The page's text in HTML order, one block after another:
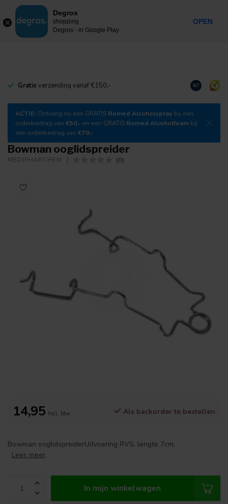
MENU
Gratis verzending vanaf €150,- Download
8.7
ACTIE: Ontvang nu een GRATIS Romed Alcoholspray bij een
orderbedrag van €50,- en een GRATIS Romed Alcoholfoam bij
een orderbedrag van €70,-
Bowman ooglidspreider
MEDIPHARCHEM (0)
14,95 Incl. btw Als backorder te bestellen
Bowman ooglidspreiderUitvoering RVS. lengte 7cm.
Lees meer.
In mijn winkelwagen
Degros
shopping
Degros - in Google Play
OPEN